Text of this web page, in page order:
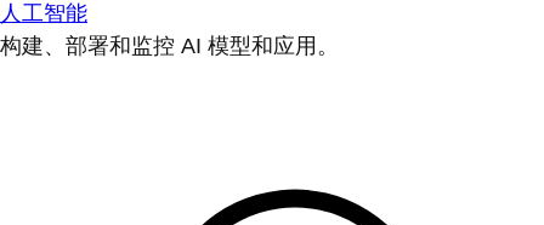
人工智能
构建、部署和监控 AI 模型和应用。